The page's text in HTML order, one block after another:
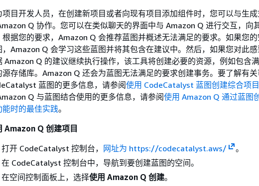
项目开发人员，在创建新项目或者向现有项目添加组件时，您可以与生
Q 协作。您可以在类似聊天的界面中与 Amazon Q 进行交互，向
根据您的要求，Amazon Q 会推荐蓝图并概述无法满足的要求。如果您
，Amazon Q 会学习这些蓝图并将其包含在建议中。然后，如果您对此
Amazon Q 的建议继续执行操作，该工具将创建必要的资源，例如包含
源存储库。Amazon Q 还会为蓝图无法满足的要求创建事务。要了解有关
蓝图的更多信息，请参阅使用 CodeCatalyst 蓝图创建综合项目
Q 与蓝图结合使用的更多信息，请参阅使用 Amazon Q 通过蓝图
能时的最佳实践。
Amazon Q 创建项目
打开 CodeCatalyst 控制台， 网址为 https://codecatalyst.aws/
。
在 CodeCatalyst 控制台中，导航到要创建蓝图的空间。
在空间控制面板上，选择使用 Amazon Q 创建。